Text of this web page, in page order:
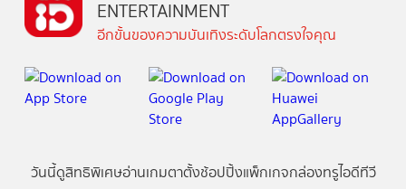
ENTERTAINMENT
อีกขั้นของความบันเทิงระดับโลกตรงใจคุณ
วันนี้ดูสิทธิพิเศษอ่านเกมตาตั้งช้อปปิ้งแพ็กเกจกล่องทรูไอดีทีวี